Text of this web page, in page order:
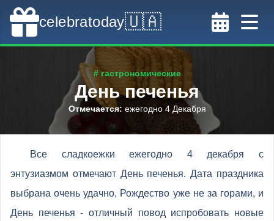
celebratoday🇺🇦
# гастрономические
День печенья
Отмечается: ежегодно 4 Декабря
Все сладкоежки ежегодно 4 декабря с
энтузиазмом отмечают День печенья. Дата праздника
выбрана очень удачно, Рождество уже не за горами, и
День печенья - отличный повод испробовать новые